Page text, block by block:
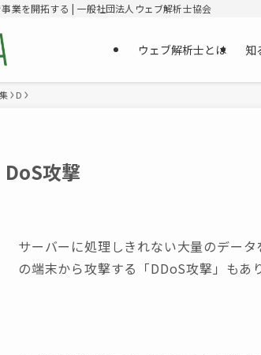
業を開拓する | 一般社団法人ウェブ解析士協会
ウェブ解析士とは 知
D
DoS攻撃
サーバーに処理しきれない大量のデー
の端末から攻撃する「DDoS攻撃」もあ